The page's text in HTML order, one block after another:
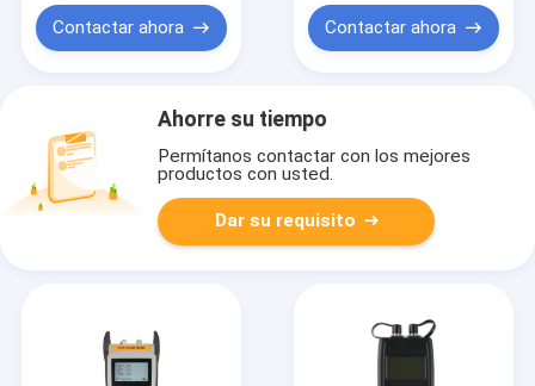
Contactar ahora Contactar ahora
Ahorre su tiempo
Permítanos contactar con los mejores
productos con usted.
Dar su requisito